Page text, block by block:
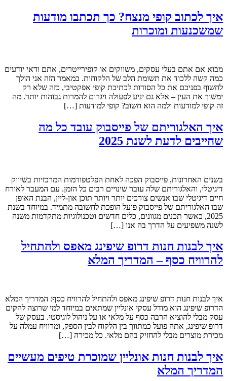
איך לכתוב קופי מנצח? כך תכתבו מודעות
שמשכנעות ומוכרות
מבוא אם אתם בעלי עסקים, משווקים או קופירייטרים, אתם ודאי יודעים
כמה קשה ללכוד את תשומת הלב של הלקוחות. במאמר הזה אני הולך
לחשוף בפניכם את כל הסודות לכתיבת קופי אפקטיבי, כזה שלא רק
ימשוך את העין – אלא גם יניע לפעולה ויגרום להמרות גבוהות יותר. מה
זה קופי למודעות ולמה הוא חשוב? קופי למודעות […]
איך האלגוריתם של פייסבוק עובד כל מה
שחייבים לדעת לשנת 2025
בשנים האחרונות, פייסבוק הפכה לאחת הפלטפורמות המרכזיות בשיווק
דיגיטלי, והאלגוריתם שלה עובר שינויים רבים כל הזמן. עם המעבר לאורח
חיים דיגיטלי שבו אנשים צורכים יותר ויותר תוכן און-ליין, הבנת האופן
שבו האלגוריתם של פייסבוק פועל הופכת לחשובה מתמיד. במיוחד בשנת
2025, כאשר תכנים מגוונים, כלים חדשים וטכנולוגיות מתקדמות משנה
לשנה משפיעים על הדרך בה אנו […]
איך לבנות חנות דרופ שיפינג מאפס ולהתחיל
להרוויח כסף – המדריך המלא
איך לבנות חנות דרופ שיפינג מאפס ולהתחיל להרוויח כסף: המדריך המלא
הדרופ שיפינג הוא מודל עסקי אונליין שמתאים במיוחד למי שרוצה להקים
עסק מבלי להוציא הרבה כסף על מלאי או על ניהול לוגיסטי. בעסק של
דרופ שיפינג, אתה פועל כמתווך בין הלקוח לבין הספק, ומרוויח עמלה על
מכירת מוצרים מבלי להחזיק בהם מלאי. כל מכירה […]
איך לבנות חנות אונליין שמוכרת טיפים מעשיים
המדריך המלא